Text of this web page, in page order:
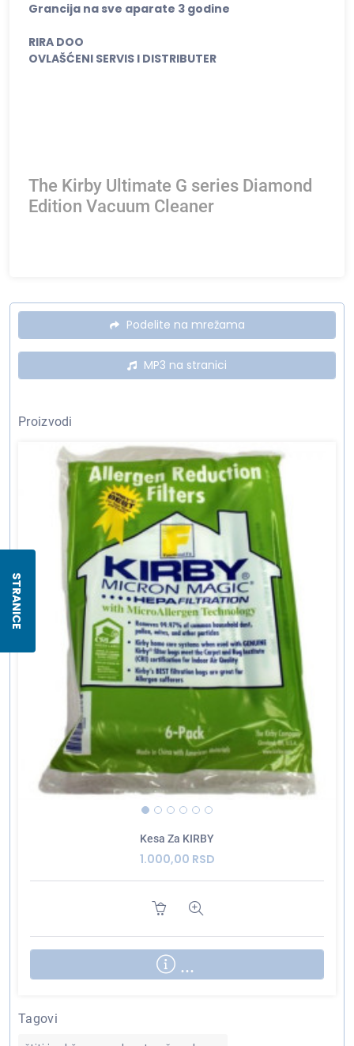
Grancija na sve aparate 3 godine
RIRA DOO
OVLAŠĆENI SERVIS I DISTRIBUTER
The Kirby Ultimate G series Diamond
Edition Vacuum Cleaner
Podelite na mrežama
MP3 na stranici
STRANICE
Proizvodi
Kesa Za KIRBY
1.000,00 RSD
...
Tagovi